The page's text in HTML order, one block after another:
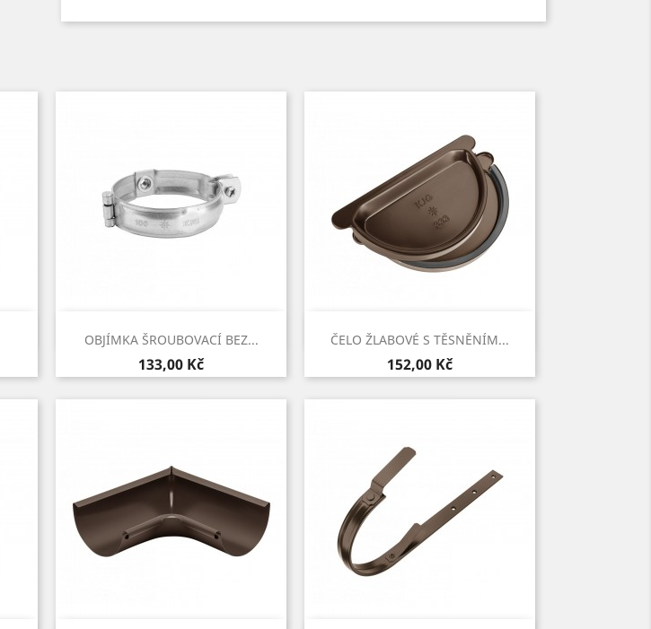
OBJÍMKA ŠROUBOVACÍ BEZ...
Cena
133,00 Kč
Rychlý náhled ČELO ŽLABOVÉ S TĚSNĚNÍM...
Cena
152,00 Kč
Rychlý náhled